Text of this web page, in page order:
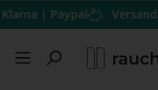
Zum Hauptinhalt
Paypal